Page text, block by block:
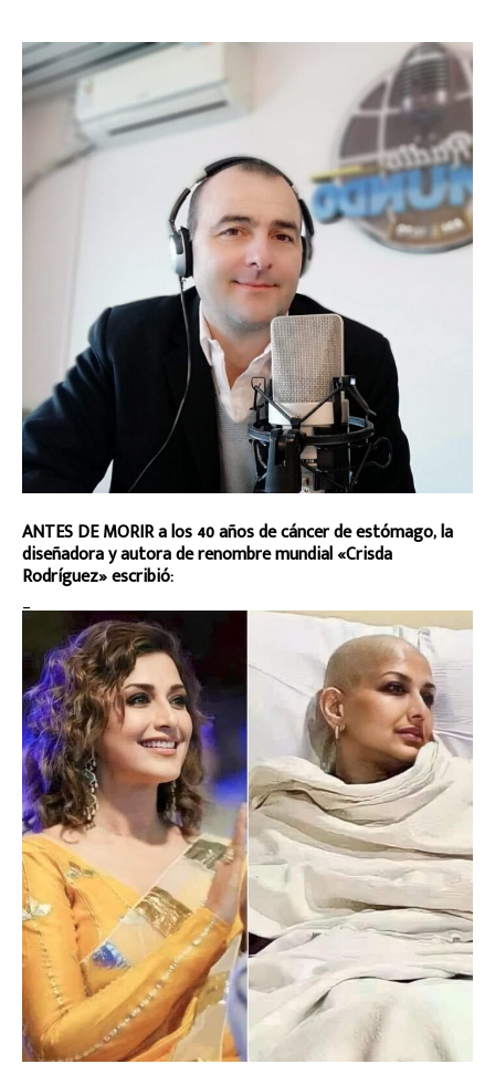
ANTES DE MORIR a los 40 años de cáncer de estómago, la
diseñadora y autora de renombre mundial «Crisda
Rodríguez» escribió: